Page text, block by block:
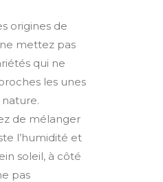
origines de
mettez pas
qui ne
les unes
nature.
de mélanger
l’humidité et
soleil, à côté
pas